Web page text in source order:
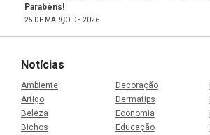
Parabéns!
25 DE MARÇO DE 2026
Notícias
Ambiente
Artigo
Beleza
Bichos
Decoração
Dermatips
Economia
Educação